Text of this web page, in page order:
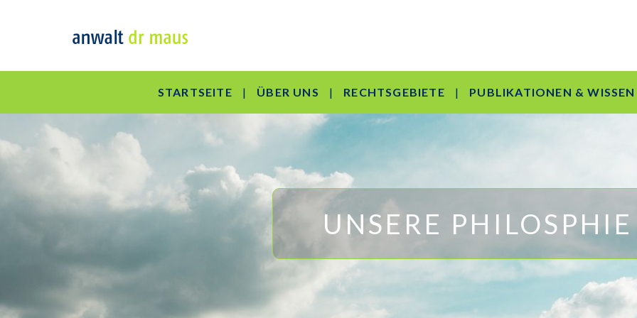
STARTSEITE ÜBER UNS RECHTSGEBIETE PUBLIKATIONEN & WISSEN
UNSERE PHILOSPHIE